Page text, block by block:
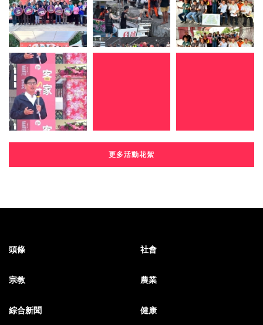
更多活動花絮
頭條 社會
宗教 農業
綜合新聞 健康